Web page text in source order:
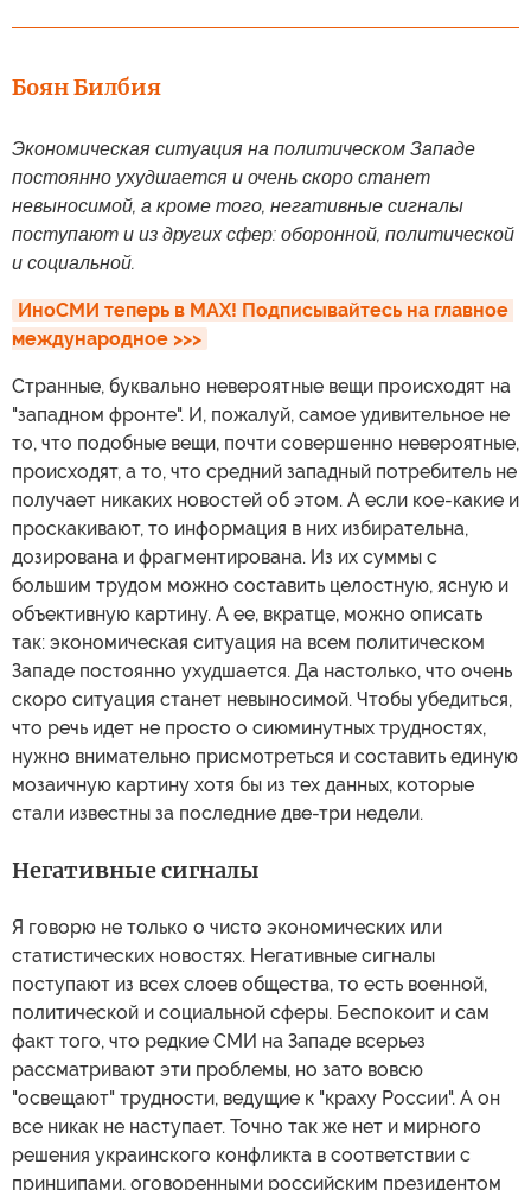
Боян Билбия
Экономическая ситуация на политическом Западе
постоянно ухудшается и очень скоро станет
невыносимой, а кроме того, негативные сигналы
поступают и из других сфер: оборонной, политической
и социальной.
ИноСМИ теперь в MAX! Подписывайтесь на главное
международное >>>
Странные, буквально невероятные вещи происходят на
"западном фронте". И, пожалуй, самое удивительное не
то, что подобные вещи, почти совершенно невероятные,
происходят, а то, что средний западный потребитель не
получает никаких новостей об этом. А если кое-какие и
проскакивают, то информация в них избирательна,
дозирована и фрагментирована. Из их суммы с
большим трудом можно составить целостную, ясную и
объективную картину. А ее, вкратце, можно описать
так: экономическая ситуация на всем политическом
Западе постоянно ухудшается. Да настолько, что очень
скоро ситуация станет невыносимой. Чтобы убедиться,
что речь идет не просто о сиюминутных трудностях,
нужно внимательно присмотреться и составить единую
мозаичную картину хотя бы из тех данных, которые
стали известны за последние две-три недели.
Негативные сигналы
Я говорю не только о чисто экономических или
статистических новостях. Негативные сигналы
поступают из всех слоев общества, то есть военной,
политической и социальной сферы. Беспокоит и сам
факт того, что редкие СМИ на Западе всерьез
рассматривают эти проблемы, но зато вовсю
"освещают" трудности, ведущие к "краху России". А он
все никак не наступает. Точно так же нет и мирного
решения украинского конфликта в соответствии с
принципами, оговоренными российским президентом